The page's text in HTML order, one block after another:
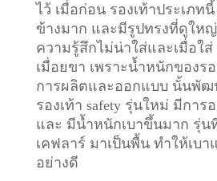
ไว้ เมื่อก่อน รองเท้าประเภ
ข้างมาก และมีรูปทรงที่ดูให
ความรู้สึกไม่น่าใส่และเมื่อใ
เมื่อยขา เพราะน้ำหนักของร
การผลิตและออกแบบ นั้นพัฒ
รองเท้า safety รุ่นใหม่ มีกา
และ มีน้ำหนักเบาขึ้นมาก รุ่น
เคฟลาร์ มาเป็นพื้น ทำให้เบ
อย่างดี